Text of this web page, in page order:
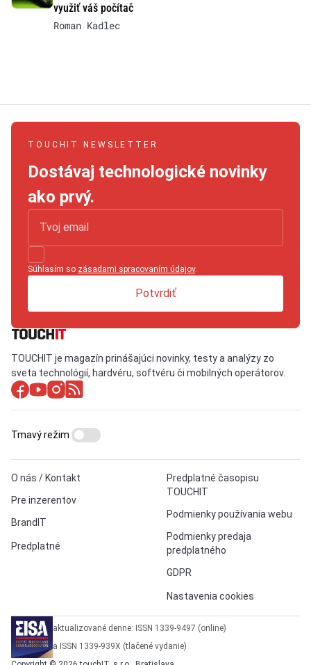
využiť váš počítač
Roman Kadlec
TOUCHIT NEWSLETTER
Dostávaj technologické novinky
ako prvý.
Súhlasím so zásadami spracovaním údajov.
Potvrdiť
TOUCHIT je magazín prinášajúci novinky, testy a analýzy zo
sveta technológií, hardvéru, softvéru či mobilných operátorov.
O nás / Kontakt
Pre inzerentov
BrandIT
Predplatné
Predplatné časopisu
TOUCHIT
Podmienky používania webu
Podmienky predaja
predplatného
GDPR
Nastavenia cookies
Tmavý režim
aktualizované denne: ISSN 1339-9497 (online)
a ISSN 1339-939X (tlačené vydanie)